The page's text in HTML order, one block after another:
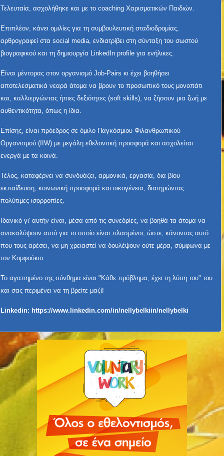
Τελευταία, ασχολήθηκε και με το coaching Χαρισματικών Παιδιών.
Επιπλέον, κάνει ομιλίες για τη συμβουλευτική σταδιοδρομίας,
αρθρογραφεί στα social media, ενδιατρίβει στη σύνταξη του σωστού
βιογραφικού και τη δημιουργία LinkedIn profile για ενήλικες.
Είναι μέντορας στον οργανισμό Job-Pairs κι έχει βοηθήσει
αποτελεσματικά νεαρά άτομα να βρουν το προσωπικό τους μονοπάτι
και, καλλιεργώντας ήπιες δεξιότητες (soft skills), να ζήσουν μια ζωή με
αυθεντικότητα, όπως η ίδια.
Επίσης, είναι πρόεδρος σε όμιλο Παγκόσμιου Φιλανθρωπικού
Οργανισμού (IIW) με μεγάλη εθελοντική προσφορά και ασχολείται
ενεργά με τα κοινά.
Τέλος, καταφέρνει να συνδυάζει, αρμονικά, εργασία, δια βίου
εκπαίδευση, κοινωνική προσφορά και οικογένεια, διατηρώντας
πολύτιμες ισορροπίες.
Ιδανικό γι' αυτήν είναι, μέσα από τις συνεδρίες, να βοηθά τα άτομα να
ανακαλύψουν αυτό για το οποίο είναι πλασμένοι, ώστε, κάνοντας αυτό
που τους αρέσει, να μη χρειαστεί να δουλέψουν ούτε μέρα, σύμφωνα με
τον Κομφούκιο.
Το αγαπημένο της σύνθημα είναι "Κάθε πρόβλημα, έχει τη λύση του" του
και σας περιμένει να τη βρείτε μαζί!
Linkedin: https://www.linkedin.com/in/nellybelkiin/nellybelki